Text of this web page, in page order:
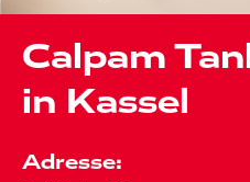
Calpam
in Kassel
Adresse: